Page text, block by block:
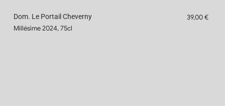
Dom. Le Portail Cheverny
Millésime 2024, 75cl
39,00 €